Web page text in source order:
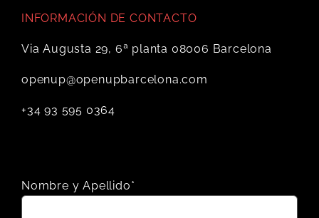
INFORMACIÓN DE CONTACTO
Via Augusta 29, 6ª planta 08006 Barcelona
openup@openupbarcelona.com
+34 93 595 0364
Nombre y Apellido*